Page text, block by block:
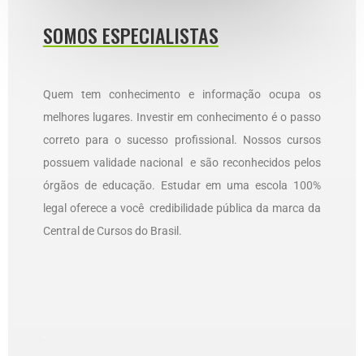
SOMOS ESPECIALISTAS
Quem tem conhecimento e informação ocupa os
melhores lugares. Investir em conhecimento é o passo
correto para o sucesso profissional. Nossos cursos
possuem validade nacional e são reconhecidos pelos
órgãos de educação. Estudar em uma escola 100%
legal oferece a você credibilidade pública da marca da
Central de Cursos do Brasil.